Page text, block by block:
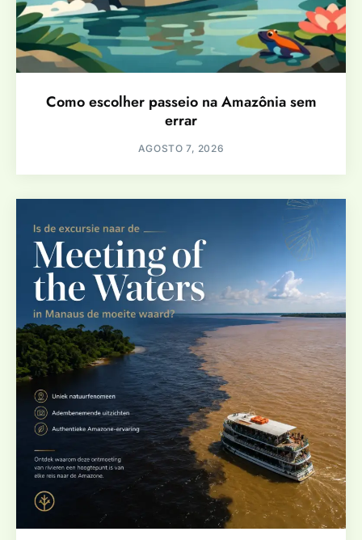
Como escolher passeio na Amazônia sem
errar
AGOSTO 7, 2026